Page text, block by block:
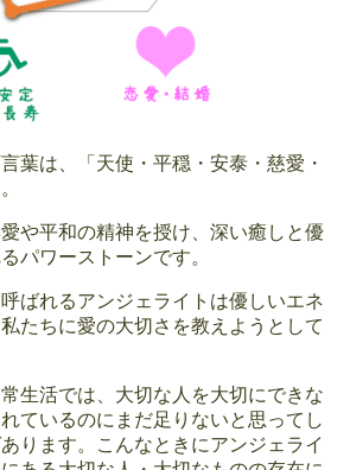
葉は、「天使・平穏・安泰・慈愛・
や平和の精神を授け、深い癒しと優
パワーストーンです。
ばれるアンジェライトは優しいエネ
たちに愛の大切さを教えようとして
生活では、大切な人を大切にできな
ているのにまだ足りないと思ってし
ります。こんなときにアンジェライ